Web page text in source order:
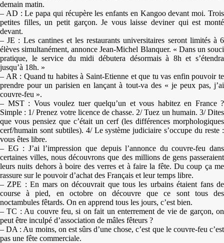
demain matin.
– AD : Le papa qui récupère les enfants en Kangoo devant moi. Trois
petites filles, un petit garçon. Je vous laisse deviner qui est monté
devant.
– JE : Les cantines et les restaurants universitaires seront limités à 6
élèves simultanément, annonce Jean-Michel Blanquer. « Dans un souci
pratique, le service du midi débutera désormais à 8h et s’étendra
jusqu’à 18h. »
– AR : Quand tu habites à Saint-Etienne et que tu vas enfin pouvoir te
prendre pour un parisien en lançant à tout-va des « je peux pas, j’ai
couvre-feu ».
– MST : Vous voulez tuer quelqu’un et vous habitez en France ?
Simple : 1/ Prenez votre licence de chasse. 2/ Tuez un humain. 3/ Dites
que vous pensiez que c’était un cerf (les différences morphologiques
cerf/humain sont subtiles). 4/ Le système judiciaire s’occupe du reste :
vous êtes libre.
– EG : J’ai l’impression que depuis l’annonce du couvre-feu dans
certaines villes, nous découvrons que des millions de gens passeraient
leurs nuits dehors à boire des verres et à faire la fête. Du coup ça me
rassure sur le pouvoir d’achat des Français et leur temps libre.
– ZPE : En mars on découvrait que tous les urbains étaient fans de
course à pied, en octobre on découvre que ce sont tous des
noctambules fêtards. On en apprend tous les jours, c’est bien.
– TC : Au couvre feu, si on fait un enterrement de vie de garçon, on
peut être inculpé d’association de mâles fêteurs ?
– DA : Au moins, on est sûrs d’une chose, c’est que le couvre-feu c’est
pas une fête commerciale.